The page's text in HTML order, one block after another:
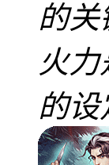
的
火
的